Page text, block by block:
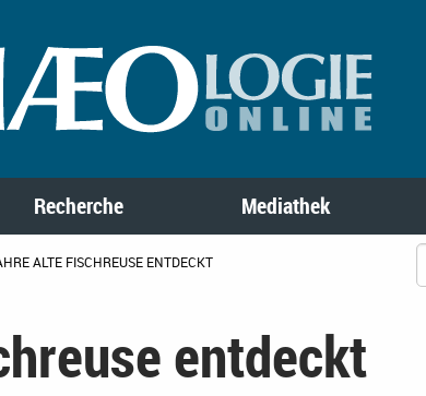
Recherche Mediathek
ALTE FISCHREUSE ENTDECKT
entdeckt